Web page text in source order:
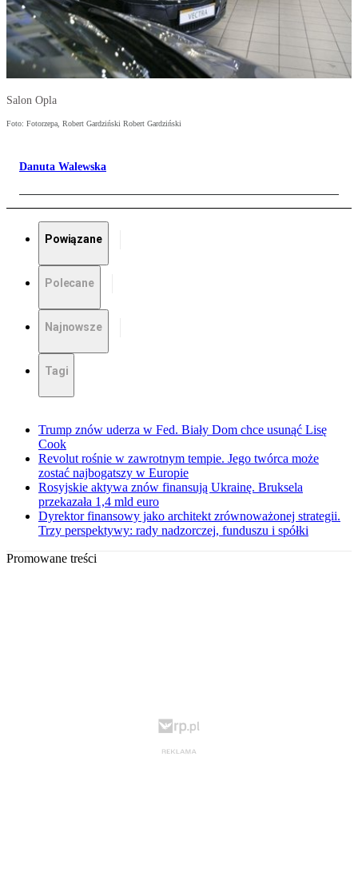
Salon Opla
Foto: Fotorzepa, Robert Gardziński Robert Gardziński
Danuta Walewska
Powiązane
Polecane
Najnowsze
Tagi
Trump znów uderza w Fed. Biały Dom chce usunąć Lisę
Cook
Revolut rośnie w zawrotnym tempie. Jego twórca może
zostać najbogatszy w Europie
Rosyjskie aktywa znów finansują Ukrainę. Bruksela
przekazała 1,4 mld euro
Dyrektor finansowy jako architekt zrównoważonej strategii.
Trzy perspektywy: rady nadzorczej, funduszu i spółki
Promowane treści